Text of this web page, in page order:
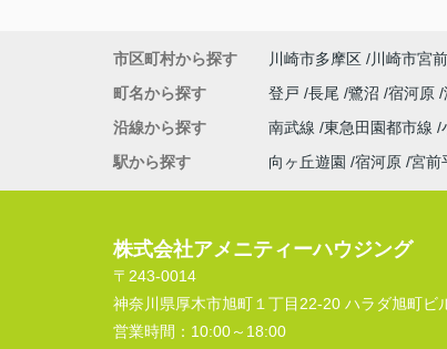
市区町村から探す 川崎市多摩区 川崎市宮
町名から探す
登戸 長尾 鷺沼 宿河原
沿線から探す
南武線 東急田園都市線
駅から探す
向ヶ丘遊園 宿河原 宮前
株式会社アメニティーハウジング
〒243-0014
神奈川県厚木市旭町１丁目22-20 ハラダ旭町ビ
営業時間： 10:00～18:00